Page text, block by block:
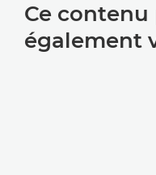
Ce
également